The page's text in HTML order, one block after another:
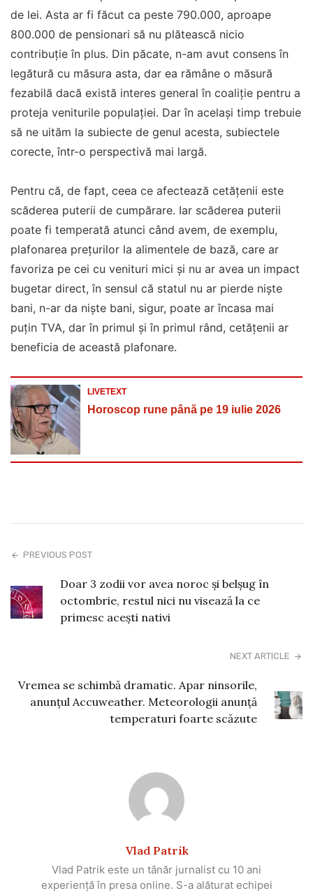
de lei. Asta ar fi făcut ca peste 790.000, aproape
800.000 de pensionari să nu plătească nicio
contribuție în plus. Din păcate, n-am avut consens în
legătură cu măsura asta, dar ea rămâne o măsură
fezabilă dacă există interes general în coaliție pentru a
proteja veniturile populației. Dar în același timp trebuie
să ne uităm la subiecte de genul acesta, subiectele
corecte, într-o perspectivă mai largă.
Pentru că, de fapt, ceea ce afectează cetățenii este
scăderea puterii de cumpărare. Iar scăderea puterii
poate fi temperată atunci când avem, de exemplu,
plafonarea prețurilor la alimentele de bază, care ar
favoriza pe cei cu venituri mici și nu ar avea un impact
bugetar direct, în sensul că statul nu ar pierde niște
bani, n-ar da niște bani, sigur, poate ar încasa mai
puțin TVA, dar în primul și în primul rând, cetățenii ar
beneficia de această plafonare.
LIVETEXT
Horoscop rune până pe 19 iulie 2026
PREVIOUS POST
Doar 3 zodii vor avea noroc și belșug în
octombrie, restul nici nu visează la ce
primesc acești nativi
NEXT ARTICLE
Vremea se schimbă dramatic. Apar ninsorile,
anunțul Accuweather. Meteorologii anunță
temperaturi foarte scăzute
Vlad Patrik
Vlad Patrik este un tânăr jurnalist cu 10 ani
experiență în presa online. S-a alăturat echipei